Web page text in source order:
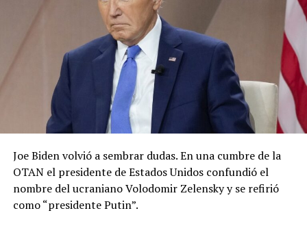
Joe Biden volvió a sembrar dudas. En una cumbre de la
OTAN el presidente de Estados Unidos confundió el
nombre del ucraniano Volodomir Zelensky y se refirió
como “presidente Putin”.